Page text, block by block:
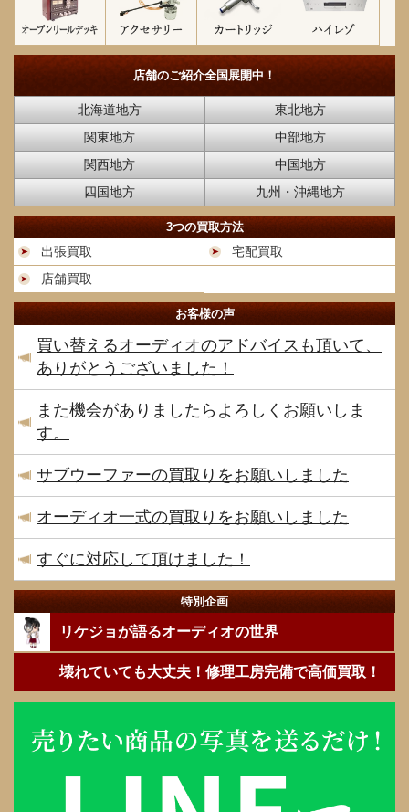
店舗のご紹介全国展開中！
北海道地方
東北地方
関東地方
中部地方
関西地方
中国地方
四国地方
九州・沖縄地方
3つの買取方法
出張買取
宅配買取
店舗買取
お客様の声
買い替えるオーディオのアドバイスも頂いて、
ありがとうございました！
また機会がありましたらよろしくお願いしま
す。
サブウーファーの買取りをお願いしました
オーディオ一式の買取りをお願いしました
すぐに対応して頂けました！
特別企画
リケジョが語るオーディオの世界
壊れていても大丈夫！修理工房完備で高価買取！